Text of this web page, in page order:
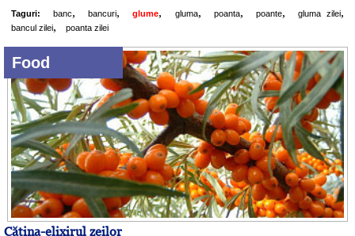
Taguri: banc, bancuri, glume, gluma, poanta, poante, gluma zilei,
bancul zilei, poanta zilei
Food
Cătina-elixirul zeilor